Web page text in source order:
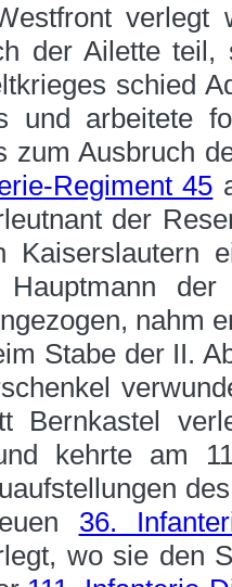
verlegt
der Ailette
schied
und arbeitete
zum Ausbruch
Regiment 45
der
Hauptmann
nahm
Stabe der II.
Bernkastel
kehrte am
36.
wo sie den